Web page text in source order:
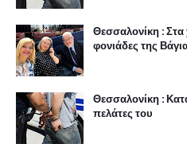
Θεσσαλονίκη : Στα
φονιάδες της
Θεσσαλονίκη :
πελάτες του